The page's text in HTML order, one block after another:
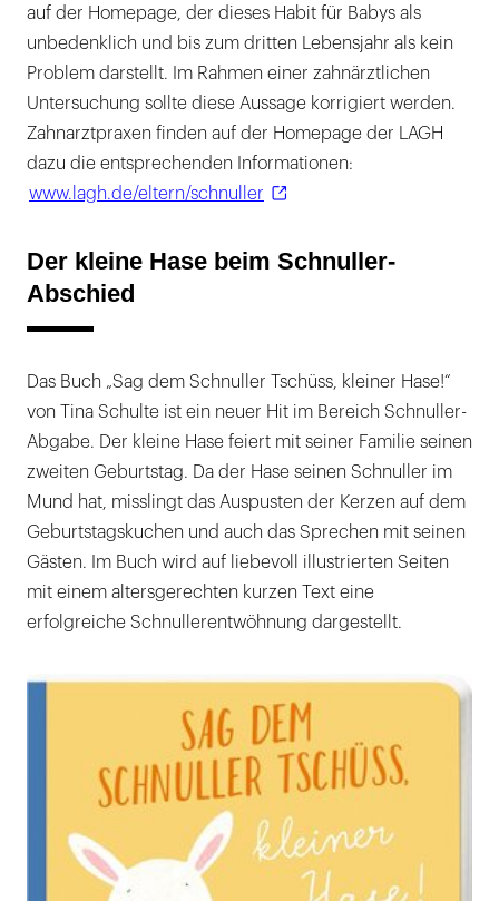
auf der Homepage, der dieses Habit für Babys als
unbedenklich und bis zum dritten Lebensjahr als kein
Problem darstellt. Im Rahmen einer zahnärztlichen
Untersuchung sollte diese Aussage korrigiert werden.
Zahnarztpraxen finden auf der Homepage der LAGH
dazu die entsprechenden Informationen:
www.lagh.de/eltern/schnuller
Der kleine Hase beim Schnuller-
Abschied
Das Buch „Sag dem Schnuller Tschüss, kleiner Hase!“
von Tina Schulte ist ein neuer Hit im Bereich Schnuller-
Abgabe. Der kleine Hase feiert mit seiner Familie seinen
zweiten Geburtstag. Da der Hase seinen Schnuller im
Mund hat, misslingt das Auspusten der Kerzen auf dem
Geburtstagskuchen und auch das Sprechen mit seinen
Gästen. Im Buch wird auf liebevoll illustrierten Seiten
mit einem altersgerechten kurzen Text eine
erfolgreiche Schnullerentwöhnung dargestellt.